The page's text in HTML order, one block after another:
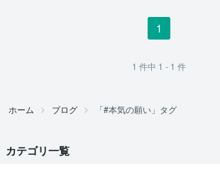
1
1 件中 1 - 1 件
ホーム ブログ 「#本気の願い」タグ
カテゴリ一覧